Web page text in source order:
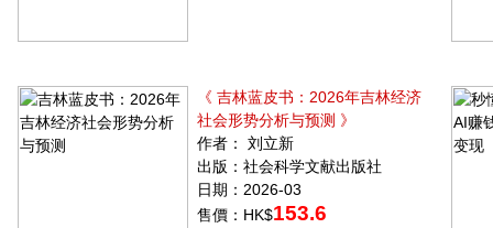
《 吉林蓝皮书：2026年吉林经济
社会形势分析与预测 》
作者： 刘立新
出版：社会科学文献出版社
日期：2026-03
售價：HK$153.6